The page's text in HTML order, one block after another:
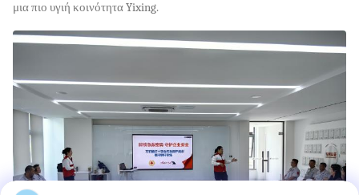
μια πιο υγιή κοινότητα Yixing.